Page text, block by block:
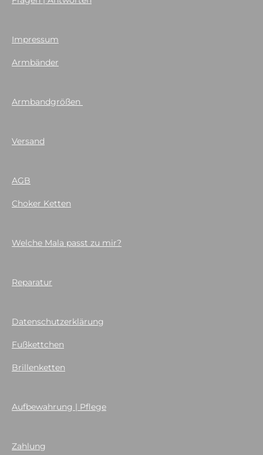
Impressum
Armbänder
Armbandgrößen
Versand
AGB
Choker Ketten
Welche Mala passt zu mir?
Reparatur
Datenschutzerklärung
Fußkettchen
Brillenketten
Aufbewahrung | Pflege
Zahlung